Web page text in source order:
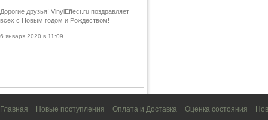
Дорогие друзья! VinylEffect.ru поздравляет
всех с Новым годом и Рождеством!
6 января 2020 в 11:09
Главная Новые поступления Оплата и Доставка Оценка состояния